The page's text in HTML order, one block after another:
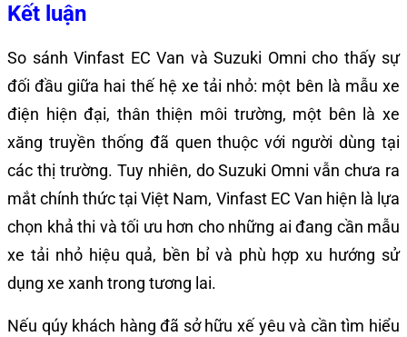
Kết luận
So sánh Vinfast EC Van và Suzuki Omni cho thấy sự
đối đầu giữa hai thế hệ xe tải nhỏ: một bên là mẫu xe
điện hiện đại, thân thiện môi trường, một bên là xe
xăng truyền thống đã quen thuộc với người dùng tại
các thị trường. Tuy nhiên, do Suzuki Omni vẫn chưa ra
mắt chính thức tại Việt Nam, Vinfast EC Van hiện là lựa
chọn khả thi và tối ưu hơn cho những ai đang cần mẫu
xe tải nhỏ hiệu quả, bền bỉ và phù hợp xu hướng sử
dụng xe xanh trong tương lai.
Nếu qúy khách hàng đã sở hữu xế yêu và cần tìm hiểu